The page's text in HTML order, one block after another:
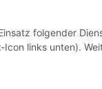
folgender
links unten).